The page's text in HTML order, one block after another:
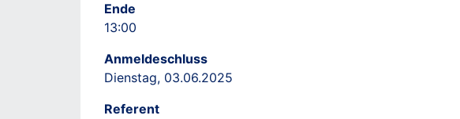
Ende
13:00
Anmeldeschluss
Dienstag, 03.06.2025
Referent